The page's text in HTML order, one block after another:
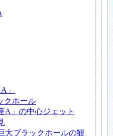
」
クホール
A」の中心ジェット
大ブラックホールの観